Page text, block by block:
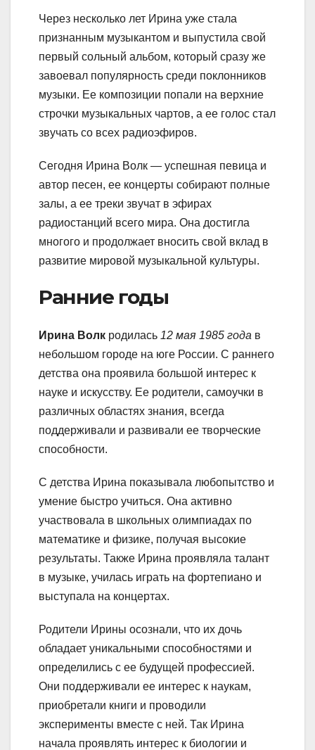
Через несколько лет Ирина уже стала
признанным музыкантом и выпустила свой
первый сольный альбом, который сразу же
завоевал популярность среди поклонников
музыки. Ее композиции попали на верхние
строчки музыкальных чартов, а ее голос стал
звучать со всех радиоэфиров.
Сегодня Ирина Волк — успешная певица и
автор песен, ее концерты собирают полные
залы, а ее треки звучат в эфирах
радиостанций всего мира. Она достигла
многого и продолжает вносить свой вклад в
развитие мировой музыкальной культуры.
Ранние годы
Ирина Волк родилась 12 мая 1985 года в
небольшом городе на юге России. С раннего
детства она проявила большой интерес к
науке и искусству. Ее родители, самоучки в
различных областях знания, всегда
поддерживали и развивали ее творческие
способности.
С детства Ирина показывала любопытство и
умение быстро учиться. Она активно
участвовала в школьных олимпиадах по
математике и физике, получая высокие
результаты. Также Ирина проявляла талант
в музыке, училась играть на фортепиано и
выступала на концертах.
Родители Ирины осознали, что их дочь
обладает уникальными способностями и
определились с ее будущей профессией.
Они поддерживали ее интерес к наукам,
приобретали книги и проводили
эксперименты вместе с ней. Так Ирина
начала проявлять интерес к биологии и